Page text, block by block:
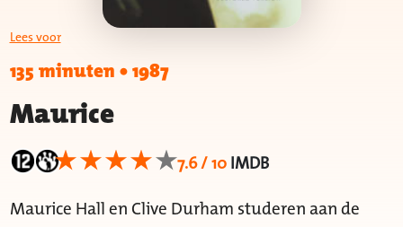
Lees voor
135 minuten•1987
Maurice
7.6 / 10IMDB
Maurice Hall en Clive Durham studeren aan de